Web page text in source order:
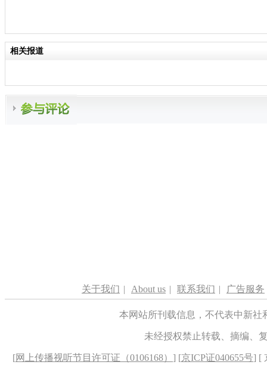
相关报道
关于我们 | About us | 联系我们 | 广告服务
本网站所刊载信息，不代表中新
未经授权禁止转载、摘编、
[网上传播视听节目许可证（0106168） ] [京ICP证040655号] [